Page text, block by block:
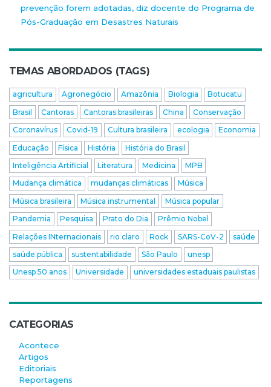
prevenção forem adotadas, diz docente do Programa de
Pós-Graduação em Desastres Naturais
TEMAS ABORDADOS (TAGS)
agricultura Agronegócio Amazônia Biologia
Botucatu
Brasil
Cantoras Cantoras brasileiras China
Conservação
Coronavírus
Covid-19 Cultura brasileira ecologia
Economia
Educação
Física História
História do Brasil
Inteligência Artificial
Literatura Medicina
MPB
Mudança climática
mudanças climáticas
Música
Música brasileira
Música instrumental
Música popular
Pandemia
Pesquisa Prato do Dia
Prêmio Nobel
Relações INternacionais
rio claro Rock SARS-CoV-2
saúde
saúde pública
sustentabilidade São Paulo
unesp
Unesp 50 anos
Universidade universidades estaduais paulistas
CATEGORIAS
Acontece
Artigos
Editoriais
Reportagens